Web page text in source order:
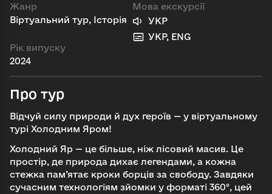
Жанр
Віртуальний тур, Історія
Мова екскурсії
УКР
УКР, ENG
Рік випуску
2024
Про тур
Відчуй силу природи й дух героїв — у віртуальному
турі Холодним Яром!
Холодний Яр — це більше, ніж лісовий масив. Це
простір, де природа дихає легендами, а кожна
стежка пам’ятає кроки борців за свободу. Завдяки
сучасним технологіям зйомки у форматі 360°, цей